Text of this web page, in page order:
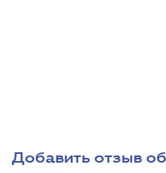
Добавить отзыв